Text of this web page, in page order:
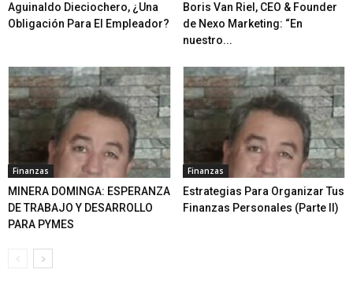
Aguinaldo Dieciochero, ¿Una
Obligación Para El Empleador?
Boris Van Riel, CEO & Founder
de Nexo Marketing: “En
nuestro...
Finanzas
MINERA DOMINGA: ESPERANZA
DE TRABAJO Y DESARROLLO
PARA PYMES
Finanzas
Estrategias Para Organizar Tus
Finanzas Personales (Parte II)